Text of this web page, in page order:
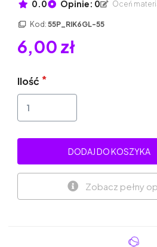
0.0 Opinie: 0 Oceń
Kod: 55P_RIK6GL-55
6,00 zł
Ilość
DODAJ DO KOSZYKA
Zobacz pełny